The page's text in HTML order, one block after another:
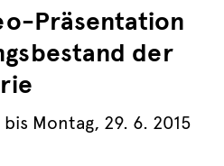
Präsentation
der
bis Montag, 29. 6. 2015